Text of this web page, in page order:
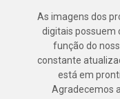
As imagens dos
digitais possuem
função do
constante
está em
Agradecemos